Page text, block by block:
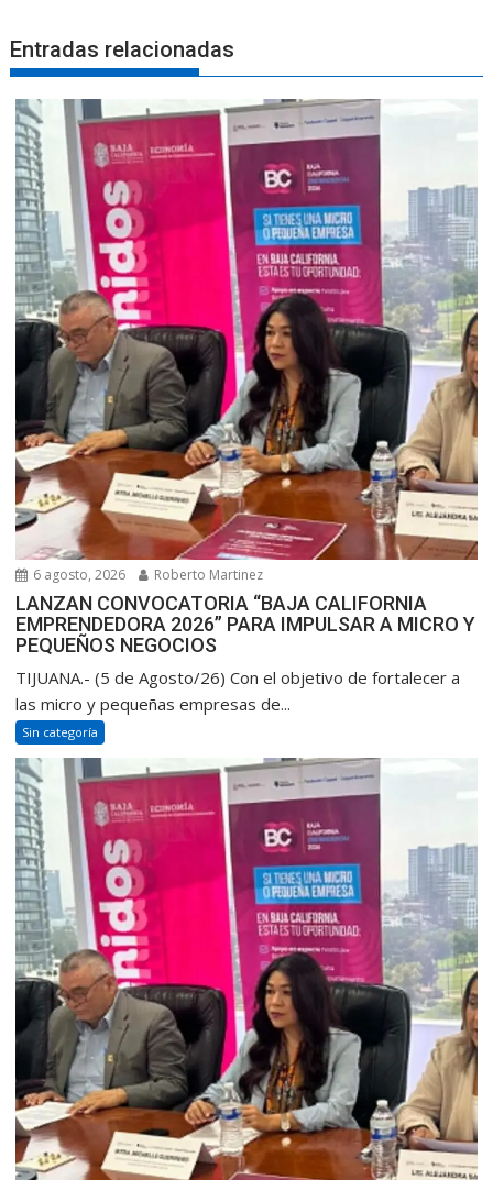
Entradas relacionadas
6 agosto, 2026 Roberto Martinez
LANZAN CONVOCATORIA “BAJA CALIFORNIA
EMPRENDEDORA 2026” PARA IMPULSAR A MICRO Y
PEQUEÑOS NEGOCIOS
TIJUANA.- (5 de Agosto/26) Con el objetivo de fortalecer a
las micro y pequeñas empresas de...
Sin categoría